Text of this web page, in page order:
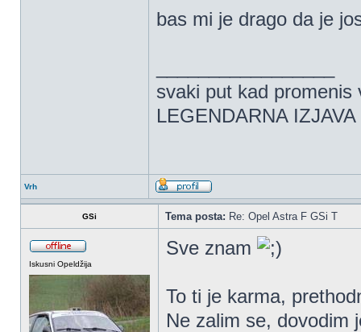
bas mi je drago da je
svaki put kad promenis
LEGENDARNA
Vrh
GSi Tema posta: Re: Opel Astra F GSi T
Iskusni Opeldžija
Sve znam
To ti je karma,
Ne zalim se, dovodim